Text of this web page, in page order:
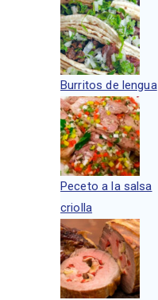
Burritos de lengua
Peceto a la salsa
criolla